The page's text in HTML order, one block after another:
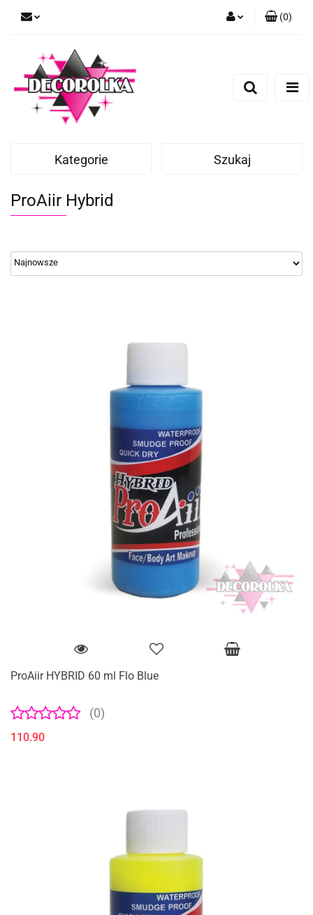
(0)
Kategorie Szukaj
ProAiir Hybrid
ProAiir HYBRID 60 ml Flo Blue
(0)
110.90